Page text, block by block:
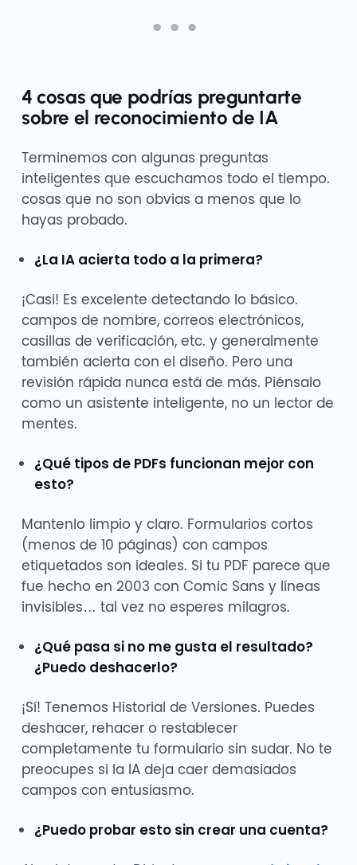
4 cosas que podrías preguntarte
sobre el reconocimiento de IA
Terminemos con algunas preguntas
inteligentes que escuchamos todo el tiempo.
cosas que no son obvias a menos que lo
hayas probado.
¿La IA acierta todo a la primera?
¡Casi! Es excelente detectando lo básico.
campos de nombre, correos electrónicos,
casillas de verificación, etc. y generalmente
también acierta con el diseño. Pero una
revisión rápida nunca está de más. Piénsalo
como un asistente inteligente, no un lector de
mentes.
¿Qué tipos de PDFs funcionan mejor con
esto?
Mantenlo limpio y claro. Formularios cortos
(menos de 10 páginas) con campos
etiquetados son ideales. Si tu PDF parece que
fue hecho en 2003 con Comic Sans y líneas
invisibles… tal vez no esperes milagros.
¿Qué pasa si no me gusta el resultado?
¿Puedo deshacerlo?
¡Sí! Tenemos Historial de Versiones. Puedes
deshacer, rehacer o restablecer
completamente tu formulario sin sudar. No te
preocupes si la IA deja caer demasiados
campos con entusiasmo.
¿Puedo probar esto sin crear una cuenta?